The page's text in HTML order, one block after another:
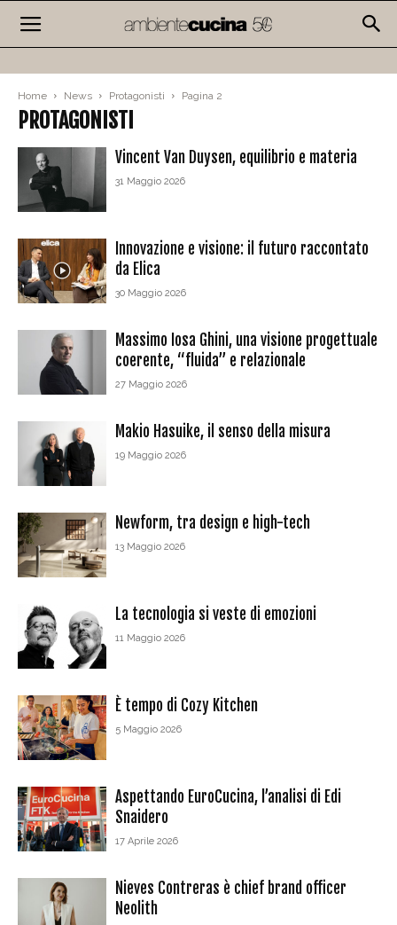
Home News Protagonisti Pagina 2
PROTAGONISTI
Vincent Van Duysen, equilibrio e materia
31 Maggio 2026
Innovazione e visione: il futuro raccontato
da Elica
30 Maggio 2026
Massimo Iosa Ghini, una visione progettuale
coerente, “fluida” e relazionale
27 Maggio 2026
Makio Hasuike, il senso della misura
19 Maggio 2026
Newform, tra design e high-tech
13 Maggio 2026
La tecnologia si veste di emozioni
11 Maggio 2026
È tempo di Cozy Kitchen
5 Maggio 2026
Aspettando EuroCucina, l’analisi di Edi
Snaidero
17 Aprile 2026
Nieves Contreras è chief brand officer
Neolith